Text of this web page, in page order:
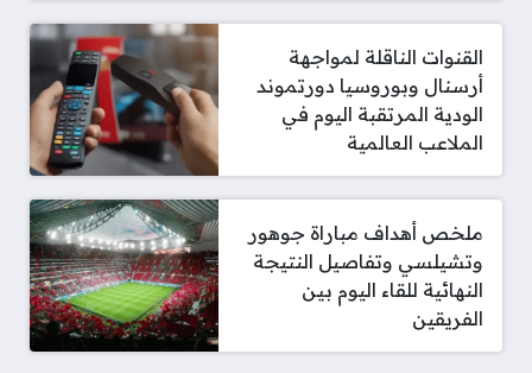
القنوات الناقلة لمواجهة
أرسنال وبوروسيا دورتموند
الودية المرتقبة اليوم في
الملاعب العالمية
ملخص أهداف مباراة جوهور
وتشيلسي وتفاصيل النتيجة
النهائية للقاء اليوم بين
الفريقين